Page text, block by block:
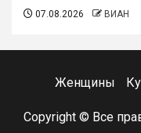
07.08.2026 ВИАН
Женщины
Copyright © Все